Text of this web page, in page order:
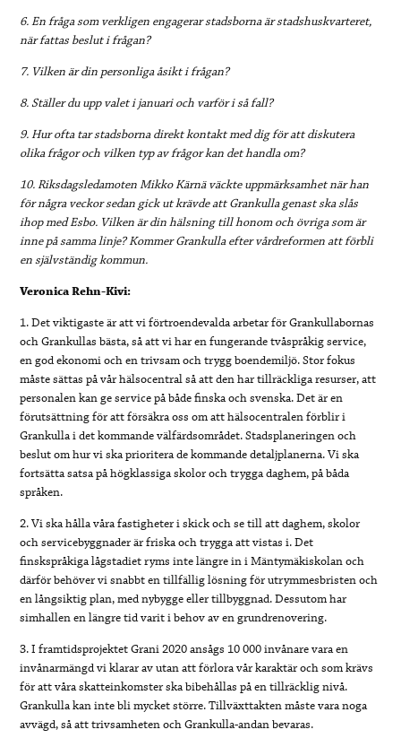
6. En fråga som verkligen engagerar stadsborna är stadshuskvarteret,
när fattas beslut i frågan?
7. Vilken är din personliga åsikt i frågan?
8. Ställer du upp valet i januari och varför i så fall?
9. Hur ofta tar stadsborna direkt kontakt med dig för att diskutera
olika frågor och vilken typ av frågor kan det handla om?
10. Riksdagsledamoten Mikko Kärnä väckte uppmärksamhet när han
för några veckor sedan gick ut krävde att Grankulla genast ska slås
ihop med Esbo. Vilken är din hälsning till honom och övriga som är
inne på samma linje? Kommer Grankulla efter vårdreformen att förbli
en självständig kommun.
Veronica Rehn-Kivi:
1. Det viktigaste är att vi förtroendevalda arbetar för Grankullabornas
och Grankullas bästa, så att vi har en fungerande tvåspråkig service,
en god ekonomi och en trivsam och trygg boendemiljö. Stor fokus
måste sättas på vår hälsocentral så att den har tillräckliga resurser, att
personalen kan ge service på både finska och svenska. Det är en
förutsättning för att försäkra oss om att hälsocentralen förblir i
Grankulla i det kommande välfärdsområdet. Stadsplaneringen och
beslut om hur vi ska prioritera de kommande detaljplanerna. Vi ska
fortsätta satsa på högklassiga skolor och trygga daghem, på båda
språken.
2. Vi ska hålla våra fastigheter i skick och se till att daghem, skolor
och servicebyggnader är friska och trygga att vistas i. Det
finskspråkiga lågstadiet ryms inte längre in i Mäntymäkiskolan och
därför behöver vi snabbt en tillfällig lösning för utrymmesbristen och
en långsiktig plan, med nybygge eller tillbyggnad. Dessutom har
simhallen en längre tid varit i behov av en grundrenovering.
3. I framtidsprojektet Grani 2020 ansågs 10 000 invånare vara en
invånarmängd vi klarar av utan att förlora vår karaktär och som krävs
för att våra skatteinkomster ska bibehållas på en tillräcklig nivå.
Grankulla kan inte bli mycket större. Tillväxttakten måste vara noga
avvägd, så att trivsamheten och Grankulla-andan bevaras.